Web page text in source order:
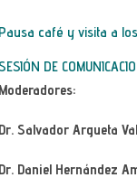
Pausa café y visita a
DE
Moderadores:
Dr. Salvador Argueta
Dr. Daniel Hernández